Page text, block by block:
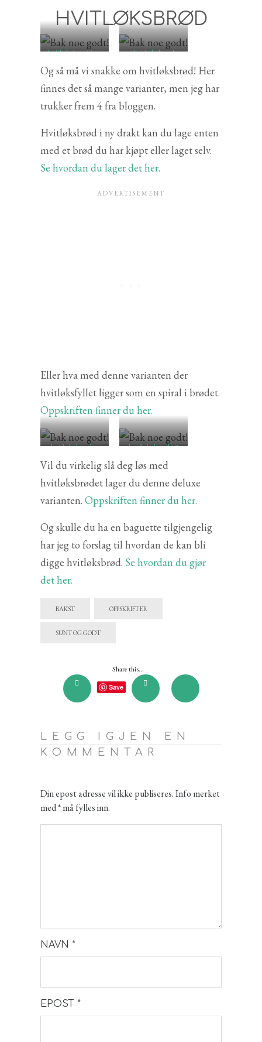
HVITLØKSBRØD
hvitløksbrød i ny
drakt
hvitløksbrød
Og så må vi snakke om hvitløksbrød! Her
finnes det så mange varianter, men jeg har
trukker frem 4 fra bloggen.
Hvitløksbrød i ny drakt kan du lage enten
med et brød du har kjøpt eller laget selv.
Se hvordan du lager det her.
Eller hva med denne varianten der
hvitløksfyllet ligger som en spiral i brødet.
Oppskriften finner du her.
hvitløksbrød –
deluxe utgaven
hvitløksbrød i 2
varianter
Vil du virkelig slå deg løs med
hvitløksbrødet lager du denne deluxe
varianten. Oppskriften finner du her.
Og skulle du ha en baguette tilgjengelig
har jeg to forslag til hvordan de kan bli
digge hvitløksbrød. Se hvordan du gjør
det her.
BAKST OPPSKRIFTER
SUNT OG GODT
Share this...
Save
LEGG IGJEN EN
KOMMENTAR
Din epost adresse vil ikke publiseres. Info merket
med * må fylles inn.
NAVN *
EPOST *